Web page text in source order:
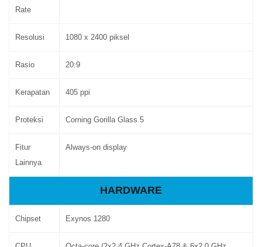
Rate
Resolusi 1080 x 2400 piksel
Rasio 20:9
Kerapatan 405 ppi
Proteksi Corning Gorilla Glass 5
Fitur
Lainnya
Always-on display
HARDWARE
Chipset Exynos 1280